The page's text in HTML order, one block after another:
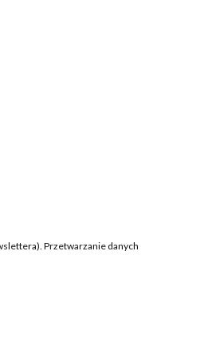
Przetwarzanie danych